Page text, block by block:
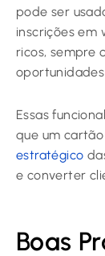
pode ser
inscrições em
ricos, sempre
oportunidades
Essas
que um
estratégico
e converter
Boas